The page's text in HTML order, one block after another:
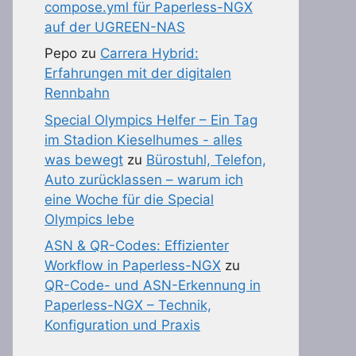
compose.yml für Paperless-NGX
auf der UGREEN-NAS
Pepo zu Carrera Hybrid:
Erfahrungen mit der digitalen
Rennbahn
Special Olympics Helfer – Ein Tag
im Stadion Kieselhumes - alles
was bewegt zu Bürostuhl, Telefon,
Auto zurücklassen – warum ich
eine Woche für die Special
Olympics lebe
ASN & QR-Codes: Effizienter
Workflow in Paperless-NGX zu
QR-Code- und ASN-Erkennung in
Paperless-NGX – Technik,
Konfiguration und Praxis